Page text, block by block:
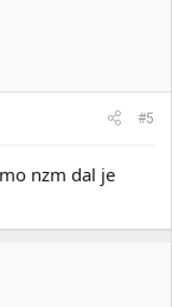
#5
nzm dal je